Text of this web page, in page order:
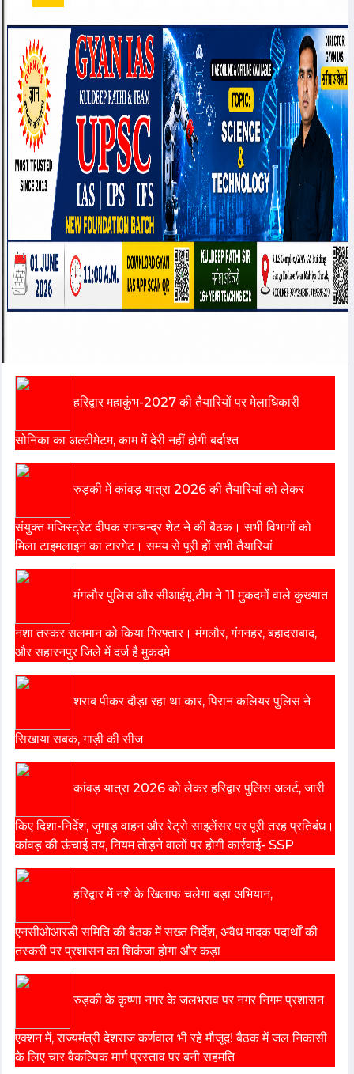
हरिद्वार महाकुंभ-2027 की तैयारियों पर मेलाधिकारी
सोनिका का अल्टीमेटम, काम में देरी नहीं होगी बर्दाश्त
रुड़की में कांवड़ यात्रा 2026 की तैयारियां को लेकर
संयुक्त मजिस्ट्रेट दीपक रामचन्द्र शेट ने की बैठक। सभी विभागों को
मिला टाइमलाइन का टारगेट। समय से पूरी हों सभी तैयारियां
मंगलौर पुलिस और सीआईयू टीम ने 11 मुकदमों वाले कुख्यात
नशा तस्कर सलमान को किया गिरफ्तार। मंगलौर, गंगनहर, बहादराबाद,
और सहारनपुर जिले में दर्ज है मुकदमे
शराब पीकर दौड़ा रहा था कार, पिरान कलियर पुलिस ने
सिखाया सबक, गाड़ी की सीज
कांवड़ यात्रा 2026 को लेकर हरिद्वार पुलिस अलर्ट, जारी
किए दिशा-निर्देश, जुगाड़ वाहन और रेट्रो साइलेंसर पर पूरी तरह प्रतिबंध।
कांवड़ की ऊंचाई तय, नियम तोड़ने वालों पर होगी कार्रवाई- SSP
हरिद्वार में नशे के खिलाफ चलेगा बड़ा अभियान,
एनसीओआरडी समिति की बैठक में सख्त निर्देश, अवैध मादक पदार्थों की
तस्करी पर प्रशासन का शिकंजा होगा और कड़ा
रुड़की के कृष्णा नगर के जलभराव पर नगर निगम प्रशासन
एक्शन में, राज्यमंत्री देशराज कर्णवाल भी रहे मौजूद! बैठक में जल निकासी
के लिए चार वैकल्पिक मार्ग प्रस्ताव पर बनी सहमति